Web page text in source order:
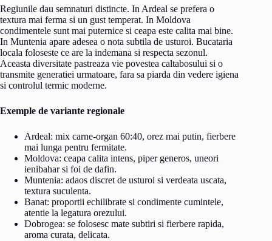
Regiunile dau semnaturi distincte. In Ardeal se prefera o
textura mai ferma si un gust temperat. In Moldova
condimentele sunt mai puternice si ceapa este calita mai bine.
In Muntenia apare adesea o nota subtila de usturoi. Bucataria
locala foloseste ce are la indemana si respecta sezonul.
Aceasta diversitate pastreaza vie povestea caltabosului si o
transmite generatiei urmatoare, fara sa piarda din vedere igiena
si controlul termic moderne.
Exemple de variante regionale
Ardeal: mix carne-organ 60:40, orez mai putin, fierbere
mai lunga pentru fermitate.
Moldova: ceapa calita intens, piper generos, uneori
ienibahar si foi de dafin.
Muntenia: adaos discret de usturoi si verdeata uscata,
textura suculenta.
Banat: proportii echilibrate si condimente cumintele,
atentie la legatura orezului.
Dobrogea: se folosesc mate subtiri si fierbere rapida,
aroma curata, delicata.